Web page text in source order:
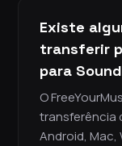
Existe
transferir
para
O
transferência
Android, Mac,